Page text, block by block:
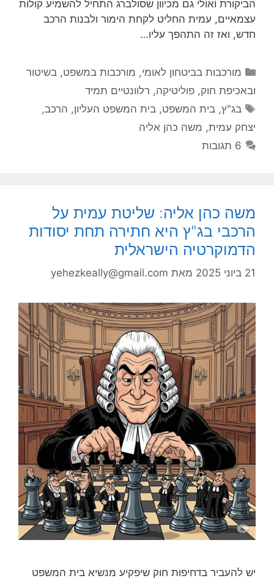
הביקורת ואולי גם מכיוון שסולברג התחיל להשמיע קולות
עצמאיים, עמית החליט לקחת הימור ולבנות הרכב
חדש, ואז זה התהפך עליו…
קטגוריות
מורכבות בביטחון לאומי, מורכבות במשפט, בשיטור
ובאכיפת חוק, פוליטיקה, רלוונטיים תמיד
תגיות
בג"ץ,בית המשפט,בית המשפט העליון, הרכב,
יצחק עמית, משה כהן אליה
6 תגובות
משה כהן אליה: שליטת עמית על
הרכבי בג"ץ היא חתירה תחת יסודות
הדמוקרטיה הישראלית
21 ביוני 2025 מאת yehezkeally@gmail.com
יש להעביר בדחיפות חוק שיפקיע מנשיא בית המשפט